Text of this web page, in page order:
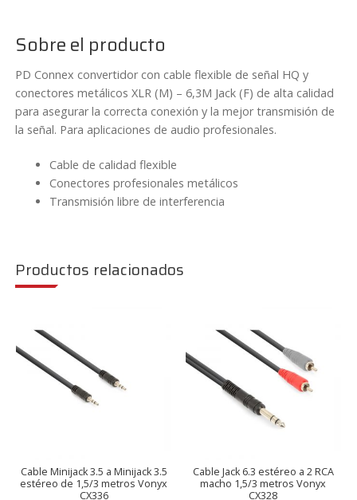
PD-
Connex
CX130
cantidad
Sobre el producto
PD Connex convertidor con cable flexible de señal HQ y
conectores metálicos XLR (M) – 6,3M Jack (F) de alta calidad
para asegurar la correcta conexión y la mejor transmisión de
la señal. Para aplicaciones de audio profesionales.
Cable de calidad flexible
Conectores profesionales metálicos
Transmisión libre de interferencia
Productos relacionados
Cable Minijack 3.5 a Minijack 3.5
estéreo de 1,5/3 metros Vonyx
CX336
Cable Jack 6.3 estéreo a 2 RCA
macho 1,5/3 metros Vonyx
CX328